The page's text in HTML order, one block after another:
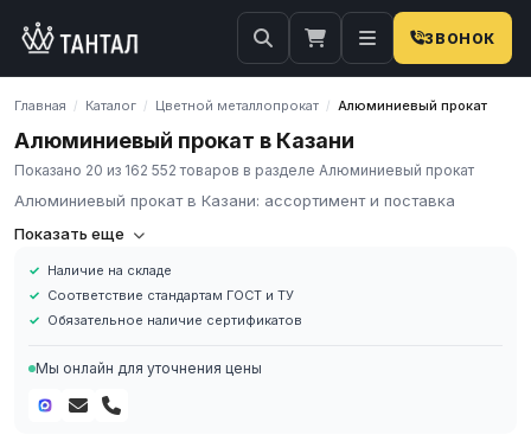
ЗВОНОК
Главная / Каталог / Цветной металлопрокат / Алюминиевый прокат
Алюминиевый прокат в Казани
Показано 20 из 162 552 товаров в разделе Алюминиевый прокат
Алюминиевый прокат в Казани: ассортимент и поставка
Компания «Тантал» предлагает Алюминиевый прокат в России.
металлопроката и промышленных материалов по всей России.
В нашем каталоге представлен широкий ассортимент
Алюминиевый прокат различных марок, размеров и типов. Все
сертификаты качества.
Наличие на складе в России
Показать еще
Наличие на складе
Соответствие стандартам ГОСТ и ТУ
Обязательное наличие сертификатов
Мы онлайн для уточнения цены